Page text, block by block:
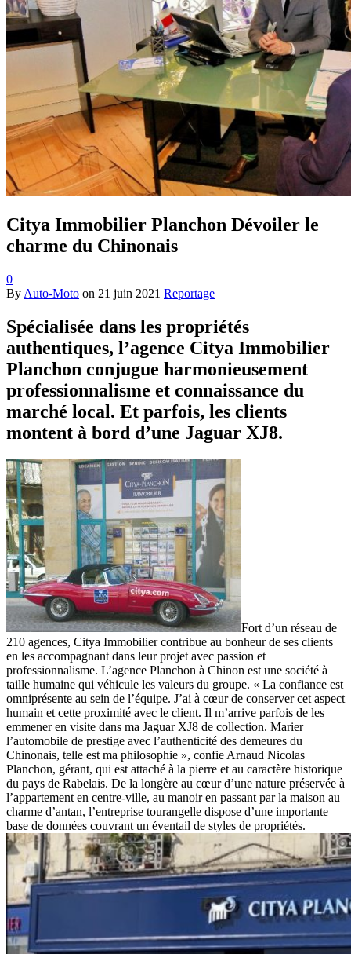
Citya Immobilier Planchon Dévoiler le
charme du Chinonais
0
By Auto-Moto on 21 juin 2021 Reportage
Spécialisée dans les propriétés
authentiques, l’agence Citya Immobilier
Planchon conjugue harmonieusement
professionnalisme et connaissance du
marché local. Et parfois, les clients
montent à bord d’une Jaguar XJ8.
Fort d’un réseau de
210 agences, Citya Immobilier contribue au bonheur de ses clients
en les accompagnant dans leur projet avec passion et
professionnalisme. L’agence Planchon à Chinon est une société à
taille humaine qui véhicule les valeurs du groupe. « La confiance est
omniprésente au sein de l’équipe. J’ai à cœur de conserver cet aspect
humain et cette proximité avec le client. Il m’arrive parfois de les
emmener en visite dans ma Jaguar XJ8 de collection. Marier
l’automobile de prestige avec l’authenticité des demeures du
Chinonais, telle est ma philosophie », confie Arnaud Nicolas
Planchon, gérant, qui est attaché à la pierre et au caractère historique
du pays de Rabelais. De la longère au cœur d’une nature préservée à
l’appartement en centre-ville, au manoir en passant par la maison au
charme d’antan, l’entreprise tourangelle dispose d’une importante
base de données couvrant un éventail de styles de propriétés.